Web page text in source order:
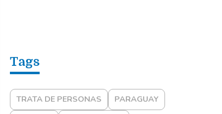
TRATA DE PERSONAS
PARAGUAY